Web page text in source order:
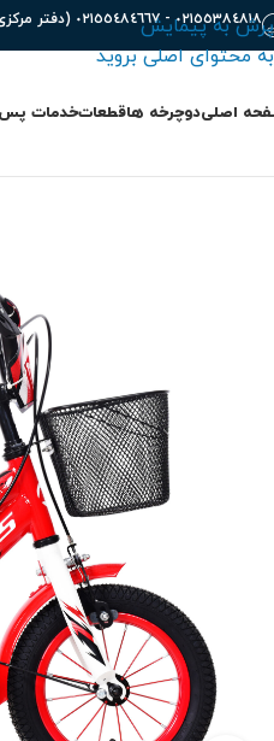
پرش به پیمایش
به محتوای اصلی بروید
٠٢١٥٥٣٨٤٨١٨ - ٠٢١٥٥٤٨٤٦٦٧ (دفتر مرکزی)
اصلیدوچرخه هاقطعاتخدمات